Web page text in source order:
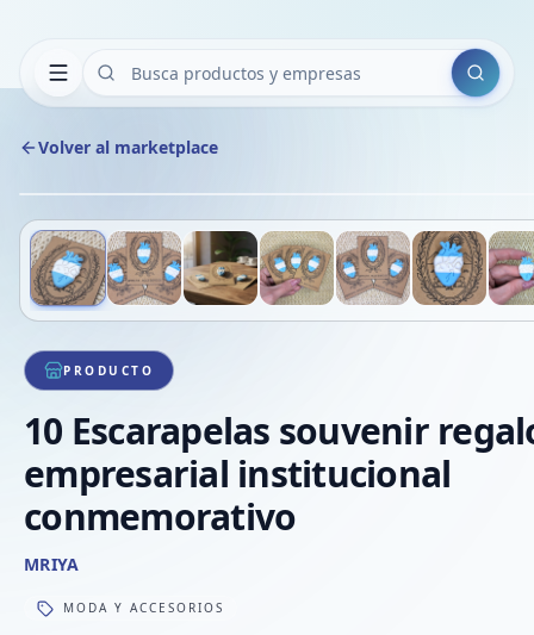
Buscar
Volver al marketplace
1/8
PRODUCTO
10 Escarapelas souvenir
empresarial institucional
conmemorativo
MRIYA
MODA Y ACCESORIOS